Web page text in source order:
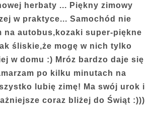
herbaty ... Piękny zimowy
w praktyce... Samochód nie
na autobus,kozaki super-piękne
śliskie,że mogę w nich tylko
w domu :) Mróz bardzo daje się
po kilku minutach na
lubię zimę! Ma swój urok i
coraz bliżej do Świąt :)))